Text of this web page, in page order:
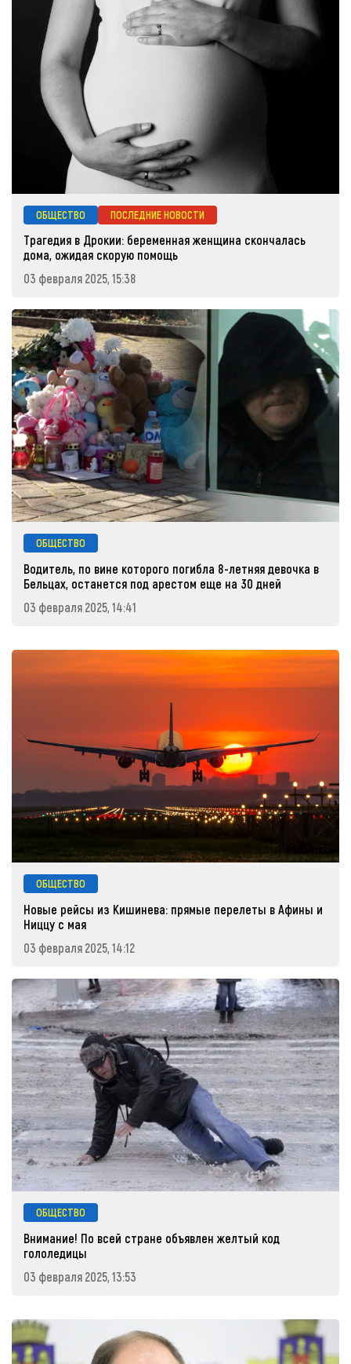
ОБЩЕСТВО ПОСЛЕДНИЕ НОВОСТИ
Трагедия в Дрокии: беременная женщина скончалась
дома, ожидая скорую помощь
03 февраля 2025, 15:38
ОБЩЕСТВО
Водитель, по вине которого погибла 8-летняя девочка в
Бельцах, останется под арестом еще на 30 дней
03 февраля 2025, 14:41
ОБЩЕСТВО
Новые рейсы из Кишинева: прямые перелеты в Афины и
Ниццу с мая
03 февраля 2025, 14:12
ОБЩЕСТВО
Внимание! По всей стране объявлен желтый код
гололедицы
03 февраля 2025, 13:53